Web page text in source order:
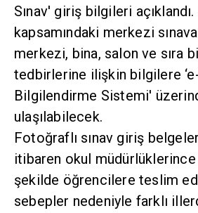
Sınav' giriş bilgileri açıklandı.
kapsamındaki merkezi
merkezi, bina, salon ve sıra
tedbirlerine ilişkin bilgilere
Bilgilendirme Sistemi'
ulaşılabilecek.
Fotoğraflı sınav giriş
itibaren okul müdürlüklerince
şekilde öğrencilere teslim
sebepler nedeniyle farklı